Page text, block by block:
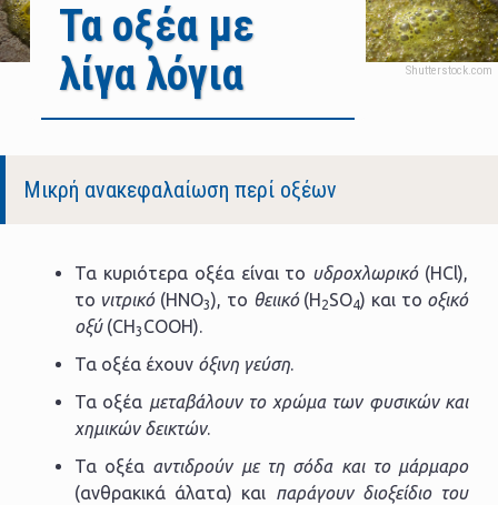
Τα οξέα με
λίγα λόγια
Μικρή ανακεφαλαίωση περί οξέων
Τα κυριότερα οξέα είναι το υδροχλωρικό (HCl),
το νιτρικό (HNO3), το θειικό (H 2SO4) και το οξικό
οξύ(CH 3 COOH).
Τα οξέα έχουν όξινη γεύση.
Τα οξέα μεταβάλουν το χρώμα των φυσικών και
χημικών δεικτών.
Τα οξέα αντιδρούν με τη σόδα και το μάρμαρο
(ανθρακικά άλατα) και παράγουν διοξείδιο του